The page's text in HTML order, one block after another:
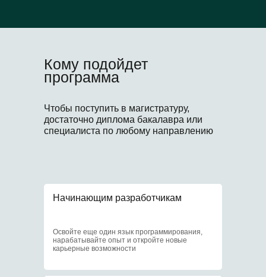
Кому подойдет
программа
Чтобы поступить в магистратуру,
достаточно диплома бакалавра или
специалиста по любому направлению
Начинающим разработчикам
Освойте еще один язык программирования,
нарабатывайте опыт и откройте новые
карьерные возможности
Что еще?
Бонусы очных студентов
Образовательный
кредит под 3%